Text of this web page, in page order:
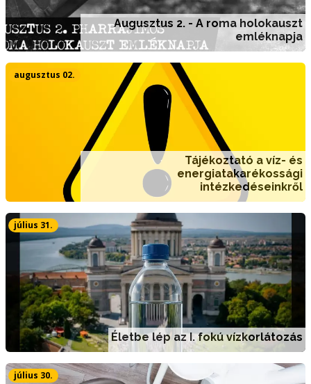
Augusztus 2. - A roma holokauszt
emléknapja
Tájékoztató a víz- és
energiatakarékossági
intézkedéseinkről
augusztus 02.
Életbe lép az I. fokú vízkorlátozás
július 31.
július 30.